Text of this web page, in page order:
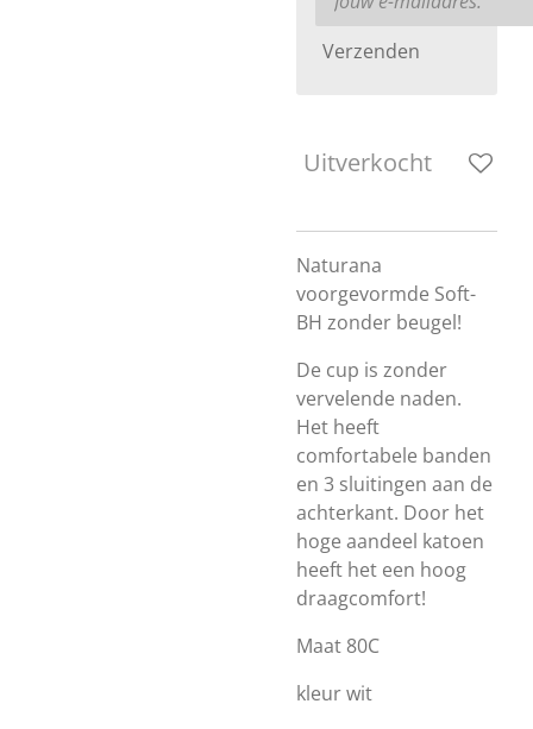
Verzenden
Uitverkocht
Naturana
voorgevormde Soft-
BH zonder beugel!
De cup is zonder
vervelende naden.
Het heeft
comfortabele banden
en 3 sluitingen aan de
achterkant. Door het
hoge aandeel katoen
heeft het een hoog
draagcomfort!
Maat 80C
kleur wit